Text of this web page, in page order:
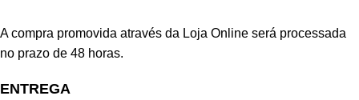
A compra promovida através da Loja Online será processada
no prazo de 48 horas.
ENTREGA